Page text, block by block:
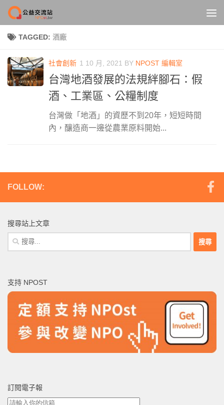
Skip to content
TAGGED: 酒廠
社會創新 1 10 月, 2021 BY NPOST 編輯室
台灣地酒發展的法規絆腳石：假
酒、工業區、公糧制度
台灣做「地酒」的資歷不到20年，短短時間
內，釀造商一邊從農業原料開始...
FOLLOW:
搜尋站上文章
搜
尋
字:
支持 NPOST
訂閱電子報